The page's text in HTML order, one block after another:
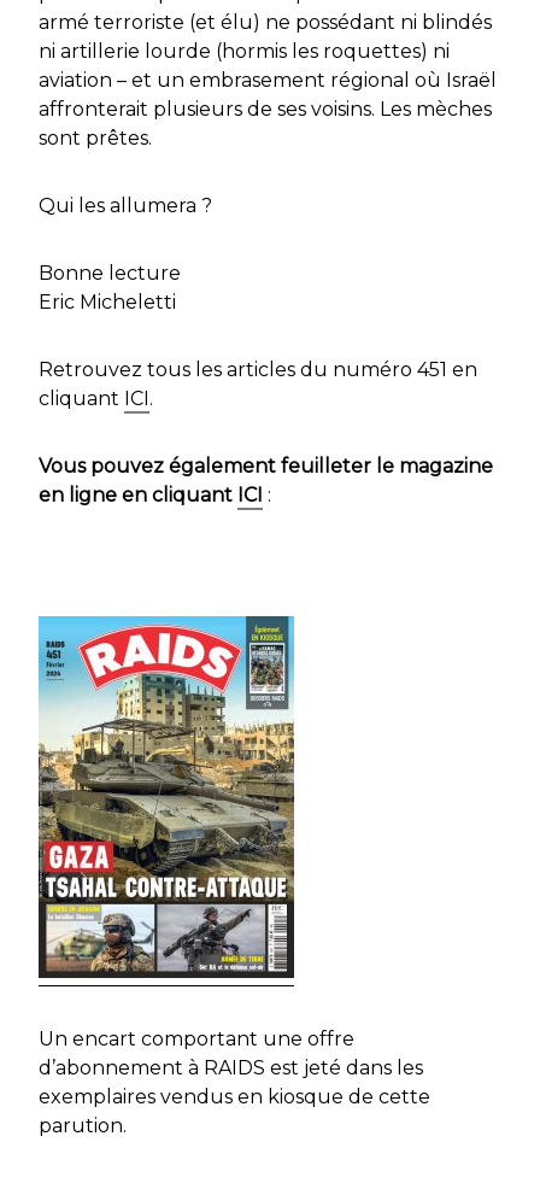
armé terroriste (et élu) ne possédant ni blindés
ni artillerie lourde (hormis les roquettes) ni
aviation – et un embrasement régional où Israël
affronterait plusieurs de ses voisins. Les mèches
sont prêtes.
Qui les allumera ?
Bonne lecture
Eric Micheletti
Retrouvez tous les articles du numéro 451 en
cliquant ICI .
Vous pouvez également feuilleter le magazine
en ligne en cliquant ICI :
Un encart comportant une offre
d’abonnement à RAIDS est jeté dans les
exemplaires vendus en kiosque de cette
parution.